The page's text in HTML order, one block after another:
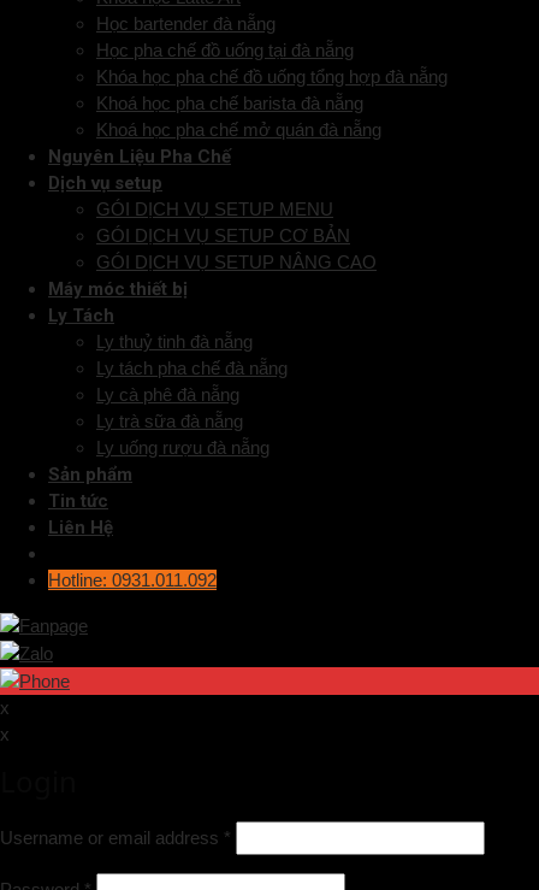
Học bartender đà nẵng
Học pha chế đồ uống tại đà nẵng
Khóa học pha chế đồ uống tổng hợp đà nẵng
Khoá học pha chế barista đà nẵng
Khoá học pha chế mở quán đà nẵng
Nguyên Liệu Pha Chế
Dịch vụ setup
GÓI DỊCH VỤ SETUP MENU
GÓI DỊCH VỤ SETUP CƠ BẢN
GÓI DỊCH VỤ SETUP NÂNG CAO
Máy móc thiết bị
Ly Tách
Ly thuỷ tinh đà nẵng
Ly tách pha chế đà nẵng
Ly cà phê đà nẵng
Ly trà sữa đà nẵng
Ly uống rượu đà nẵng
Sản phẩm
Tin tức
Liên Hệ
Hotline: 0931.011.092
x
x
Username or email address *